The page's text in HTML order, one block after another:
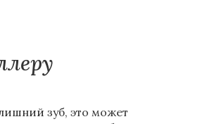
зуб, это может